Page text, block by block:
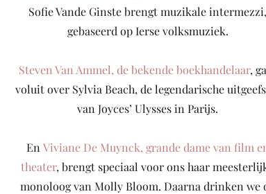
Sofie Vande Ginste brengt muzikale intermezzi,
gebaseerd op Ierse volksmuziek.
Steven Van Ammel, de bekende boekhandelaar,
voluit over Sylvia Beach, de legendarische
van Joyces’ Ulysses in Parijs.
En Viviane De Muynck, grande dame van film
theater, brengt speciaal voor ons haar
monoloog van Molly Bloom. Daarna drinken we